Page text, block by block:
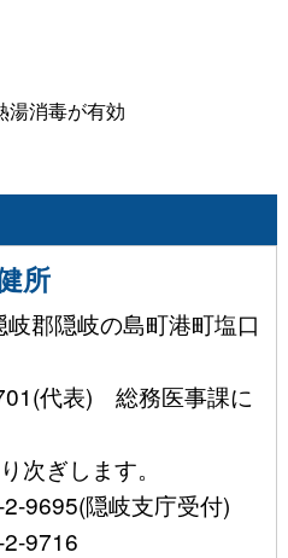
消毒が有効
所
郡隠岐の島町港町塩口
代表) 総務医事課に
次ぎします。
9695(隠岐支庁受付)
9716